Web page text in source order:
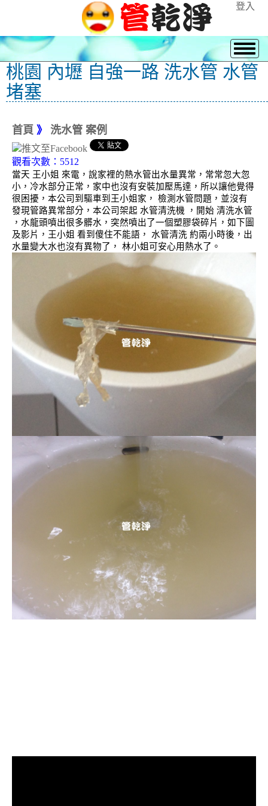
登入
桃園 內壢 自強一路 洗水管 水管
堵塞
首頁 》 洗水管 案例
觀看次數：5512
當天 王小姐 來電，說家裡的熱水管出水量異常，常常忽大忽
小，冷水部分正常，家中也沒有安裝加壓馬達，所以讓他覺得
很困擾，本公司到驅車到王小姐家， 檢測水管問題，並沒有
發現管路異常部分，本公司架起 水管清洗機 ，開始 清洗水管
，水龍頭噴出很多髒水，突然噴出了一個塑膠袋碎片，如下圖
及影片，王小姐 看到傻住不能語， 水管清洗 約兩小時後，出
水量變大水也沒有異物了， 林小姐可安心用熱水了。